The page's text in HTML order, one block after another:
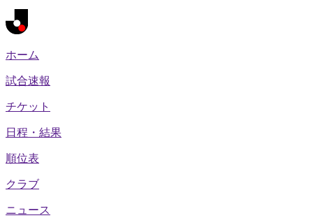
ホーム
試合速報
チケット
日程・結果
順位表
クラブ
ニュース